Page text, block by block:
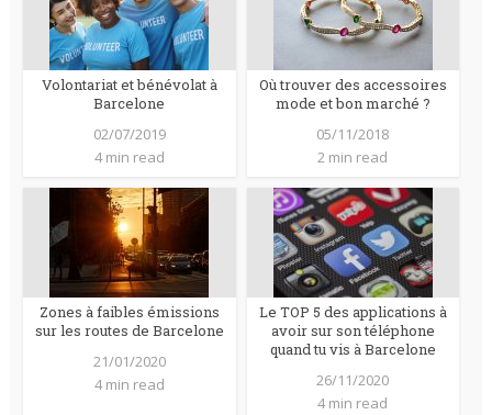
Volontariat et bénévolat à
Barcelone
02/07/2019
4 min read
Où trouver des accessoires
mode et bon marché ?
05/11/2018
2 min read
Zones à faibles émissions
sur les routes de Barcelone
21/01/2020
4 min read
Le TOP 5 des applications à
avoir sur son téléphone
quand tu vis à Barcelone
26/11/2020
4 min read